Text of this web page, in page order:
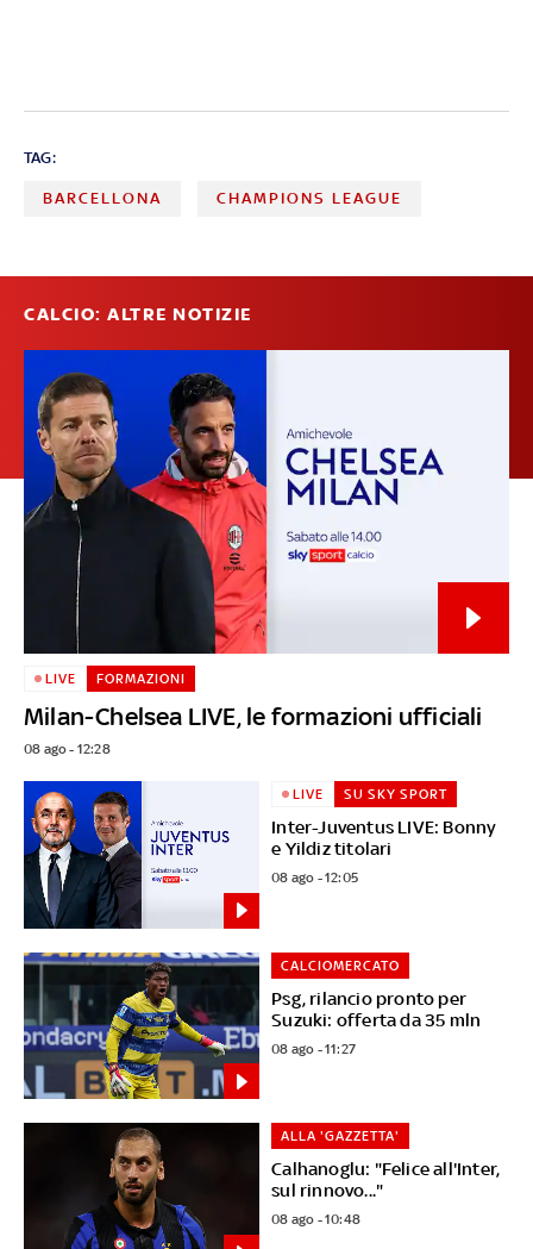
TAG:
BARCELLONA CHAMPIONS LEAGUE
CALCIO: ALTRE NOTIZIE
Milan-Chelsea LIVE, le formazioni ufficiali
LIVE FORMAZIONI
08 ago - 12:28
Inter-Juventus LIVE: Bonny
e Yildiz titolari
LIVE SU SKY SPORT
08 ago - 12:05
Psg, rilancio pronto per
Suzuki: offerta da 35 mln
CALCIOMERCATO
08 ago - 11:27
Calhanoglu: "Felice all'Inter,
sul rinnovo..."
ALLA 'GAZZETTA'
08 ago - 10:48